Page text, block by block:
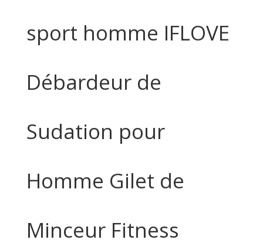
sport homme IFLOVE
Débardeur de
Sudation pour
Homme Gilet de
Minceur Fitness